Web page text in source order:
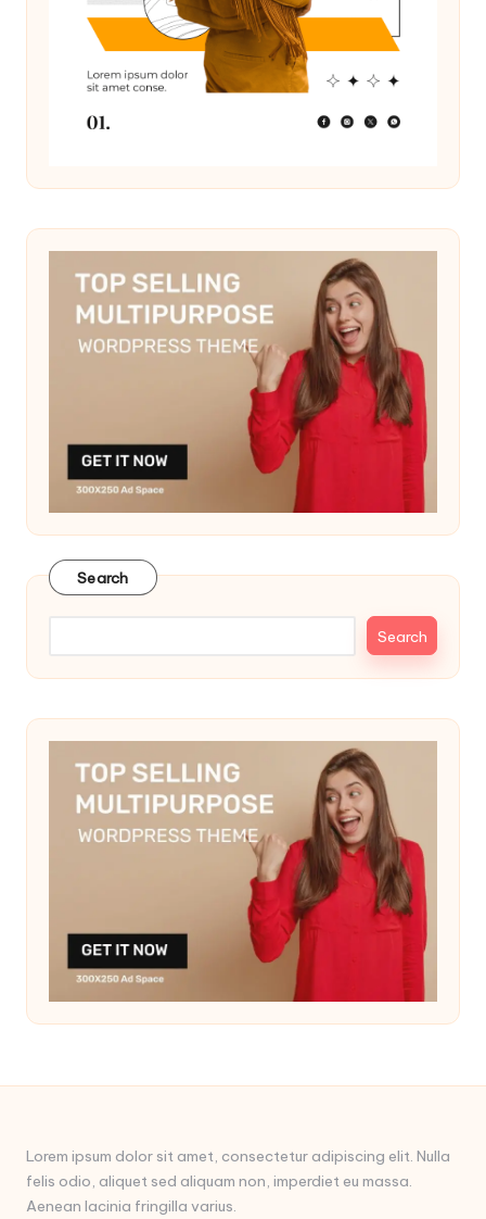
Search
Search
Lorem ipsum dolor sit amet, consectetur adipiscing elit. Nulla
felis odio, aliquet sed aliquam non, imperdiet eu massa.
Aenean lacinia fringilla varius.